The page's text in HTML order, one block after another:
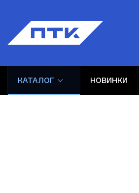
КАТАЛОГ НОВИНКИ